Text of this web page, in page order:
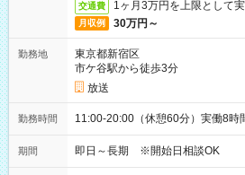
交通費 1ヶ月3万円を上限として
月収例 30万円～
勤務地
東京都新宿区
市ケ谷駅から徒歩3分
放送
勤務時間 11:00-20:00（休憩60分）実働8時
期間 即日～長期 ※開始日相談OK